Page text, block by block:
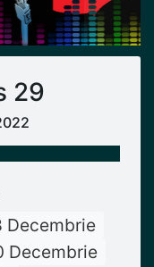
29
Decembrie
Decembrie